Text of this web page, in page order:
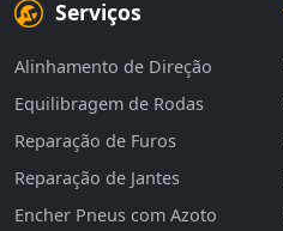
Serviços
Alinhamento de Direção
Equilibragem de Rodas
Reparação de Furos
Reparação de Jantes
Encher Pneus com Azoto